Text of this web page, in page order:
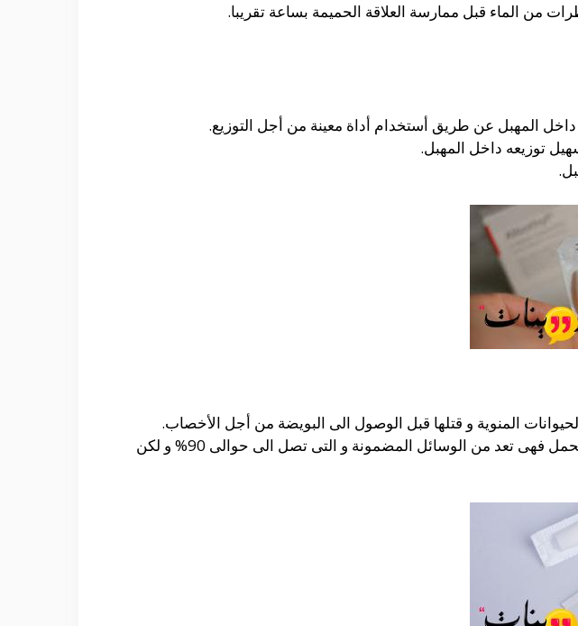
من الماء قبل ممارسة العلاقة الحميمة بساعة تقريبا.
المهبل عن طريق أستخدام أداة معينة من أجل التوزيع.
توزيعه داخل المهبل.
المنوية و قتلها قبل الوصول الى البويضة من أجل الأخصاب.
و تتميز تلك التحاميل أنها أكثر فعالية من غيرها من الأنواع الأخرى التى تمنع الحمل فهى تعد من الوسائل المضمونة و التى تصل الى حوالى 90% و لكن